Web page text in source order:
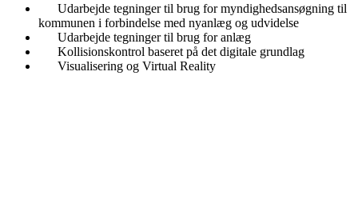
Udarbejde tegninger til brug for myndighedsansøgning til
kommunen i forbindelse med nyanlæg og udvidelse
Udarbejde tegninger til brug for anlæg
Kollisionskontrol baseret på det digitale grundlag
Visualisering og Virtual Reality